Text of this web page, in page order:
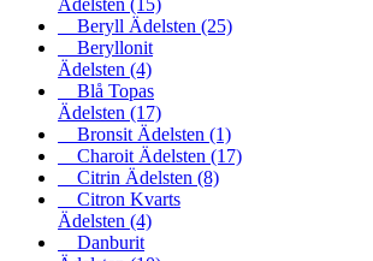
Ädelsten (15)
Beryll Ädelsten (25)
Beryllonit
Ädelsten (4)
Blå Topas
Ädelsten (17)
Bronsit Ädelsten (1)
Charoit Ädelsten (17)
Citrin Ädelsten (8)
Citron Kvarts
Ädelsten (4)
Danburit